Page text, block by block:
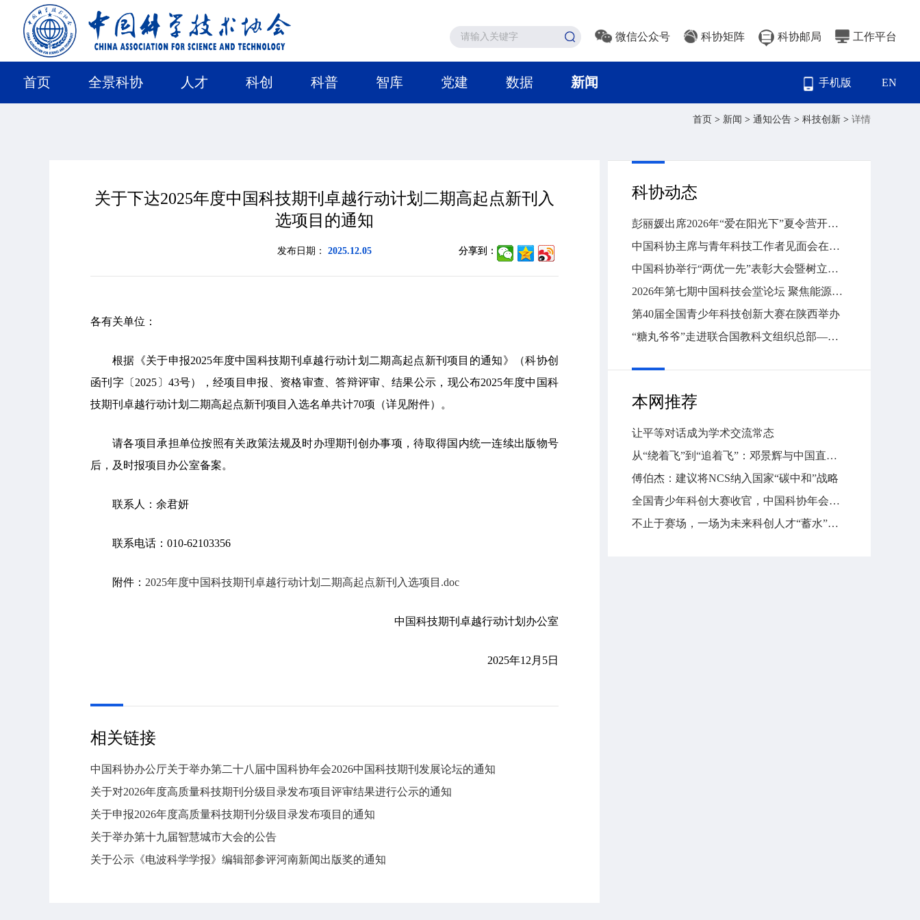
微信公众号 科协矩阵 科协邮局 工作平台
手机版 EN
首页 全景科协 人才 科创 科普 智库 党建 数据 新闻
首页 > 新闻 > 通知公告 > 科技创新 > 详情
关于下达2025年度中国科技期刊卓越行动计划二期高起点新刊入
选项目的通知
发布日期： 2025.12.05 分享到：
各有关单位：
根据《关于申报2025年度中国科技期刊卓越行动计划二期高起点新刊项目的通知》（科协创
函刊字〔2025〕43号），经项目申报、资格审查、答辩评审、结果公示，现公布2025年度中国科
技期刊卓越行动计划二期高起点新刊项目入选名单共计70项（详见附件）。
请各项目承担单位按照有关政策法规及时办理期刊创办事项，待取得国内统一连续出版物号
后，及时报项目办公室备案。
联系人：余君妍
联系电话：010-62103356
附件： 2025年度中国科技期刊卓越行动计划二期高起点新刊入选项目.doc
中国科技期刊卓越行动计划办公室
2025年12月5日
相关链接
中国科协办公厅关于举办第二十八届中国科协年会2026中国科技期刊发展论坛的通知
关于对2026年度高质量科技期刊分级目录发布项目评审结果进行公示的通知
关于申报2026年度高质量科技期刊分级目录发布项目的通知
关于举办第十九届智慧城市大会的公告
关于公示《电波科学学报》编辑部参评河南新闻出版奖的通知
科协动态
彭丽媛出席2026年“爱在阳光下”夏令营开营式
中国科协主席与青年科技工作者见面会在国家科技传播中心举行
中国科协举行“两优一先”表彰大会暨树立和践行正确政绩观学习教育专题党课
2026年第七期中国科技会堂论坛 聚焦能源转型与碳中和
第40届全国青少年科技创新大赛在陕西举办
“糖丸爷爷”走进联合国教科文组织总部——顾方舟诞辰100周年系列纪念活动在法国举办
本网推荐
让平等对话成为学术交流常态
从“绕着飞”到“追着飞”：邓景辉与中国直升机的蓝天之约
傅伯杰：建议将NCS纳入国家“碳中和”战略
全国青少年科创大赛收官，中国科协年会成果发布
不止于赛场，一场为未来科创人才“蓄水”的接力